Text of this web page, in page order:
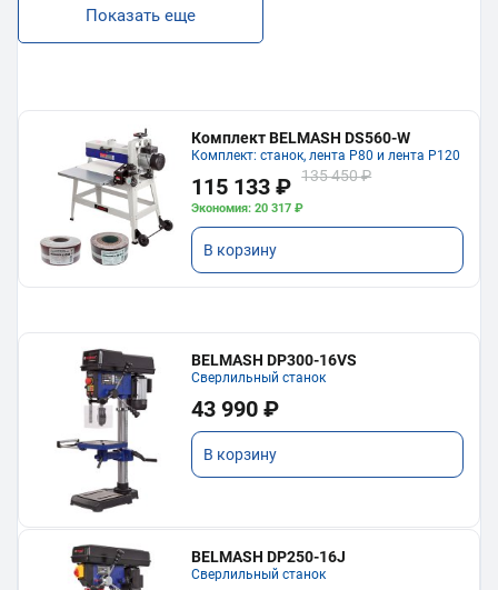
Показать еще
Комплект BELMASH DS560-W
Комплект: станок, лента P80 и лента P120
115 133 ₽ 135 450 ₽
Экономия: 20 317 ₽
В корзину
BELMASH DP300-16VS
Сверлильный станок
43 990 ₽
В корзину
BELMASH DP250-16J
Сверлильный станок